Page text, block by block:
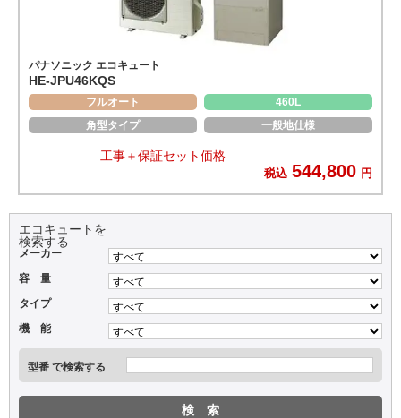
パナソニック エコキュート
HE-JPU46KQS
フルオート
460L
角型タイプ
一般地仕様
工事＋保証セット価格
税込 544,800 円
エコキュートを
検索する
メーカー
容 量
タイプ
機 能
型番 で検索する